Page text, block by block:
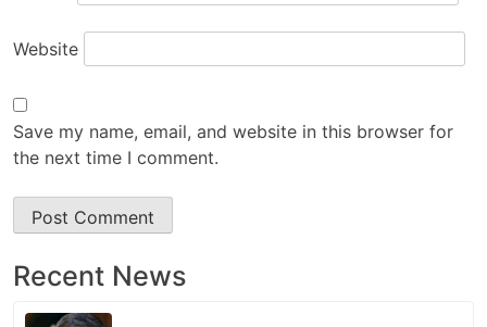
Website
Save my name, email, and website in this browser for
the next time I comment.
Recent News